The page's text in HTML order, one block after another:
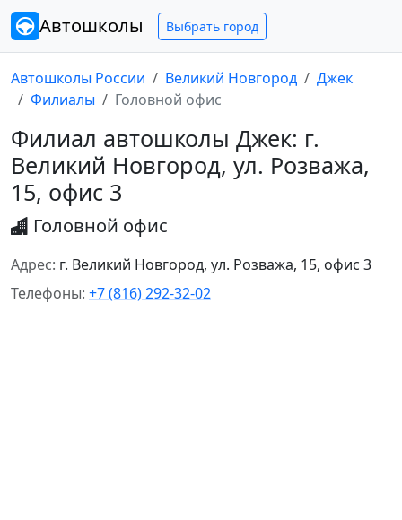
Автошколы Выбрать город
Автошколы России Великий Новгород
Джек
Филиалы
Головной офис
Филиал автошколы Джек: г.
Великий Новгород, ул. Розважа,
15, офис 3
Головной офис
Адрес: г. Великий Новгород, ул. Розважа, 15, офис 3
Телефоны: +7 (816) 292-32-02